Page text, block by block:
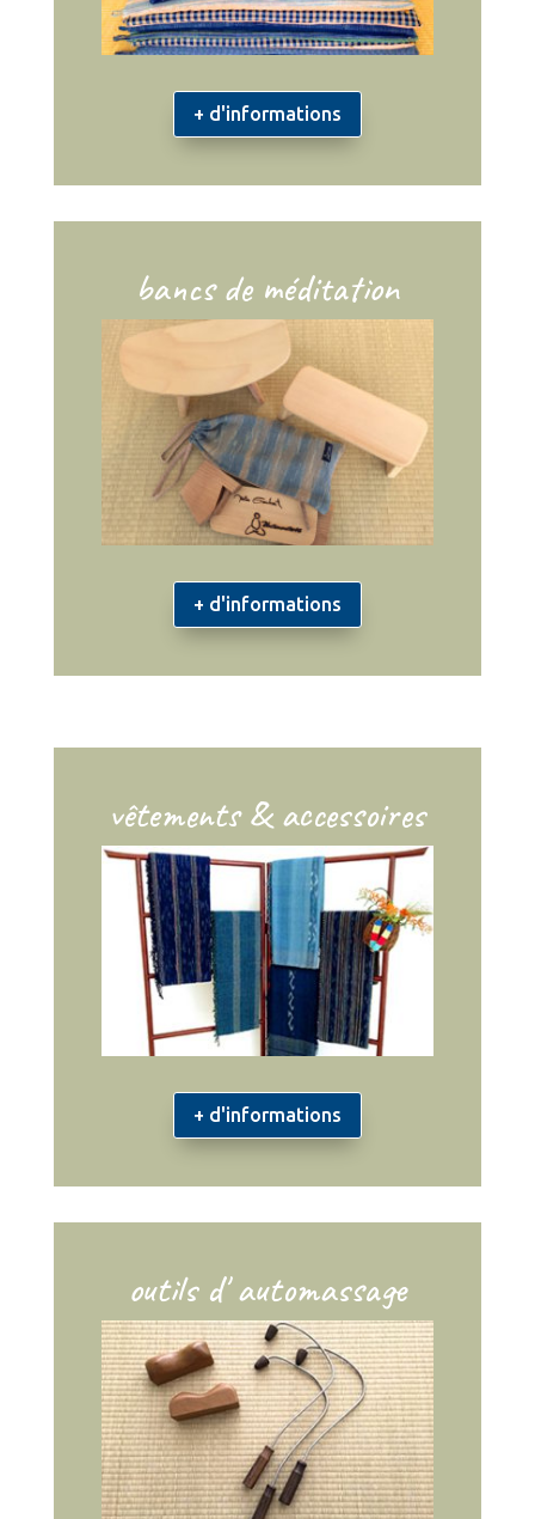
+ d'informations
bancs de méditation
+ d'informations
vêtements & accessoires
+ d'informations
outils d' automassage